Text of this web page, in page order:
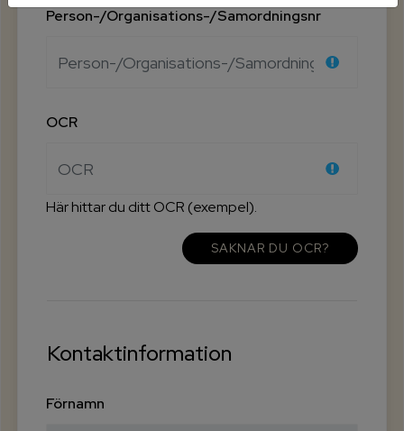
Person-/Organisations-/Samordningsnr
OCR
Här hittar du ditt OCR (exempel).
Kontaktinformation
Förnamn